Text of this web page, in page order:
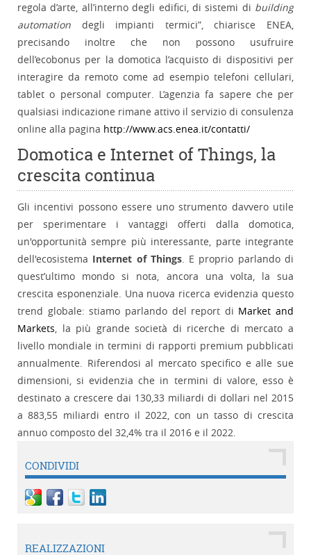
regola d’arte, all’interno degli edifici, di sistemi di building
automation degli impianti termici”, chiarisce ENEA,
precisando inoltre che non possono usufruire
dell’ecobonus per la domotica l’acquisto di dispositivi per
interagire da remoto come ad esempio telefoni cellulari,
tablet o personal computer. L’agenzia fa sapere che per
qualsiasi indicazione rimane attivo il servizio di consulenza
online alla pagina http://www.acs.enea.it/contatti/
Domotica e Internet of Things, la
crescita continua
Gli incentivi possono essere uno strumento davvero utile
per sperimentare i vantaggi offerti dalla domotica,
un'opportunità sempre più interessante, parte integrante
dell'ecosistema Internet of Things. E proprio parlando di
quest’ultimo mondo si nota, ancora una volta, la sua
crescita esponenziale. Una nuova ricerca evidenzia questo
trend globale: stiamo parlando del report di Market and
Markets, la più grande società di ricerche di mercato a
livello mondiale in termini di rapporti premium pubblicati
annualmente. Riferendosi al mercato specifico e alle sue
dimensioni, si evidenzia che in termini di valore, esso è
destinato a crescere dai 130,33 miliardi di dollari nel 2015
a 883,55 miliardi entro il 2022, con un tasso di crescita
annuo composto del 32,4% tra il 2016 e il 2022.
CONDIVIDI
REALIZZAZIONI